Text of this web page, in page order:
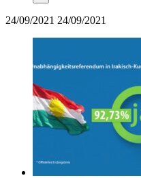
24/09/2021 24/09/2021